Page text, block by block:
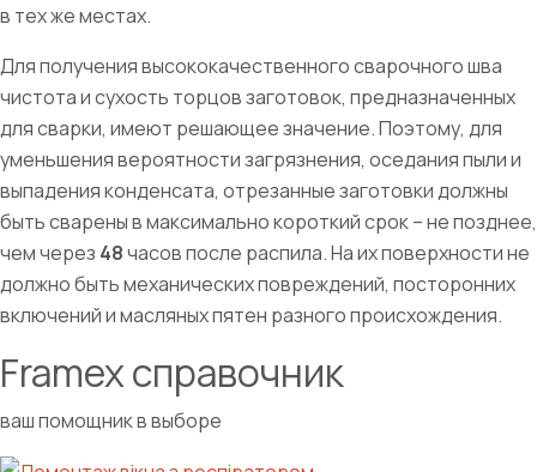
в тех же местах.
Для получения высококачественного сварочного шва
чистота и сухость торцов заготовок, предназначенных
для сварки, имеют решающее значение. Поэтому, для
уменьшения вероятности загрязнения, оседания пыли и
выпадения конденсата, отрезанные заготовки должны
быть сварены в максимально короткий срок – не позднее,
чем через 48часов после распила. На их поверхности не
должно быть механических повреждений, посторонних
включений и масляных пятен разного происхождения.
Framex справочник
ваш помощник в выборе